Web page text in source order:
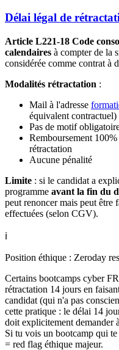
Délai légal de
Article L221-18 Code
calendaires à compter de la
considérée comme contrat à
Modalités rétractation :
Mail à l'adresse
équivalent contractuel)
Pas de motif
Remboursement
rétractation
Aucune pénalité
Limite : si le candidat a
programme avant la fin du
peut renoncer mais peut être
effectuées (selon CGV).
ℹ️
Position éthique : Zeroday
Certains bootcamps cyber
rétractation 14 jours en
candidat (qui n'a pas
cette pratique : le délai 14
doit explicitement demander
Si tu vois un bootcamp qui
= red flag éthique majeur.